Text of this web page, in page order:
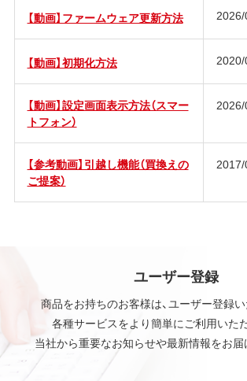
【動画】ファームウェア更新方法
【動画】初期化方法
【動画】設定画面表示方法（スマー
トフォン）
【参考動画】引越し機能（買換えの
ご提案）
ユーザー登録
商品をお持ちのお客様は、ユーザー登録
各種サービスをより簡単にご利用いた
当社から重要なお知らせや最新情報をお届